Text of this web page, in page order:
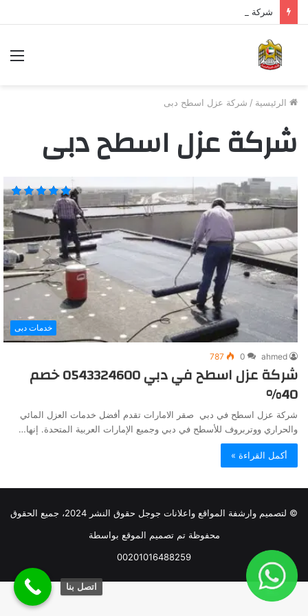
شركة تنظيف مكيفات في الشارقة 0543324600 خصم 40%
الرئيسية / شركة عزل اسطح دبى
شركة عزل اسطح دبى
خدمات دبى
ahmed
0
787
شركة عزل اسطح في دبي 0543324600 خصم
40%
شركة عزل اسطح في دبي صقر الامارات تقدم أفضل خدمات العزل المائي
والحراري ووتربروف للأسطح في دبي وجميع الإمارات العربية المتحدة. إنها…
أكمل القراءة »
© لتصميم وارشفة المواقع واعلانات جوجل حقوق النشر 2024، جميع الحقوق
محفوظة تم تصميم الموقع بواسطة
00201016488259
اتصل بنا